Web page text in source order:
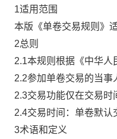
1适用范围
本版《单卷交易规则》
2总则
2.1本规则根据《中华人
2.2参加单卷交易的当
2.3交易功能仅在交易
2.4交易时间：单卷默
3术语和定义